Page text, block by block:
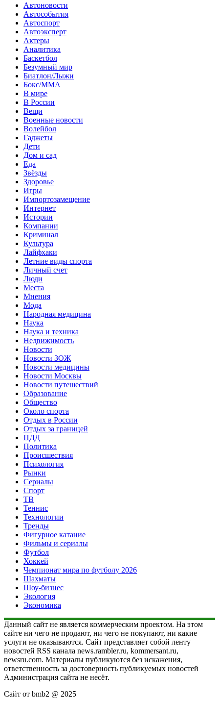
Автоновости
Автособытия
Автоспорт
Автоэксперт
Актеры
Аналитика
Баскетбол
Безумный мир
Биатлон/Лыжи
Бокс/MMA
В мире
В России
Вещи
Военные новости
Волейбол
Гаджеты
Дети
Дом и сад
Еда
Звёзды
Здоровье
Игры
Импортозамещение
Интернет
Истории
Компании
Криминал
Культура
Лайфхаки
Летние виды спорта
Личный счет
Люди
Места
Мнения
Мода
Народная медицина
Наука
Наука и техника
Недвижимость
Новости
Новости ЗОЖ
Новости медицины
Новости Москвы
Новости путешествий
Образование
Общество
Около спорта
Отдых в России
Отдых за границей
ПДД
Политика
Происшествия
Психология
Рынки
Сериалы
Спорт
ТВ
Теннис
Технологии
Тренды
Фигурное катание
Фильмы и сериалы
Футбол
Хоккей
Чемпионат мира по футболу 2026
Шахматы
Шоу-бизнес
Экология
Экономика
Данный сайт не является коммерческим проектом. На этом
сайте ни чего не продают, ни чего не покупают, ни какие
услуги не оказываются. Сайт представляет собой ленту
новостей RSS канала news.rambler.ru, kommersant.ru,
newsru.com. Материалы публикуются без искажения,
ответственность за достоверность публикуемых новостей
Администрация сайта не несёт.
Сайт от bmb2 @ 2025